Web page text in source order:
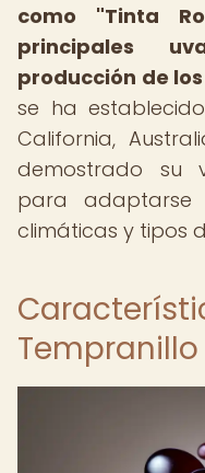
como "Tinta
principales
producción de
se ha
California,
demostrado su
para adaptarse
climáticas y tipos
Tempranillo